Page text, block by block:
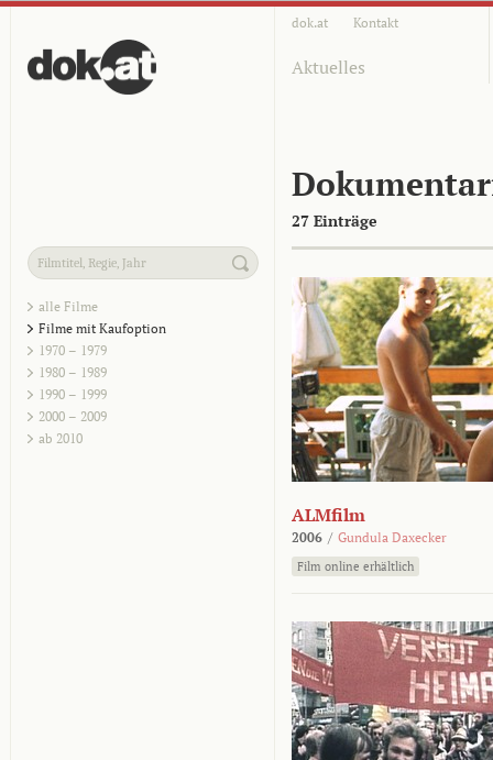
dok.at Kontakt
Aktuelles
27 Einträge
alle Filme
Filme mit Kaufoption
1970 – 1979
1980 – 1989
1990 – 1999
2000 – 2009
ab 2010
ALMfilm
2006 / Gundula Daxecker
Film online erhältlich